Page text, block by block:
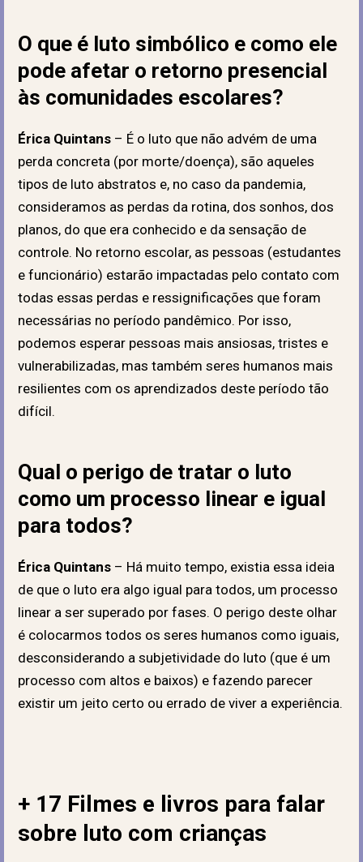
O que é luto simbólico e como ele
pode afetar o retorno presencial
às comunidades escolares?
Érica Quintans – É o luto que não advém de uma
perda concreta (por morte/doença), são aqueles
tipos de luto abstratos e, no caso da pandemia,
consideramos as perdas da rotina, dos sonhos, dos
planos, do que era conhecido e da sensação de
controle. No retorno escolar, as pessoas (estudantes
e funcionário) estarão impactadas pelo contato com
todas essas perdas e ressignificações que foram
necessárias no período pandêmico. Por isso,
podemos esperar pessoas mais ansiosas, tristes e
vulnerabilizadas, mas também seres humanos mais
resilientes com os aprendizados deste período tão
difícil.
Qual o perigo de tratar o luto
como um processo linear e igual
para todos?
Érica Quintans – Há muito tempo, existia essa ideia
de que o luto era algo igual para todos, um processo
linear a ser superado por fases. O perigo deste olhar
é colocarmos todos os seres humanos como iguais,
desconsiderando a subjetividade do luto (que é um
processo com altos e baixos) e fazendo parecer
existir um jeito certo ou errado de viver a experiência.
+ 17 Filmes e livros para falar
sobre luto com crianças